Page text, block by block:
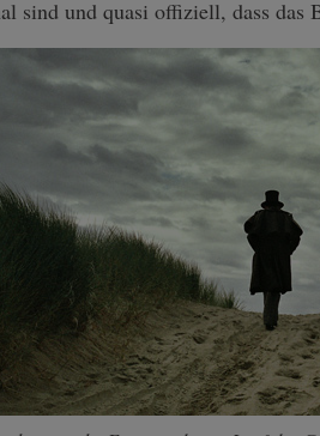
sind und quasi offiziell, dass